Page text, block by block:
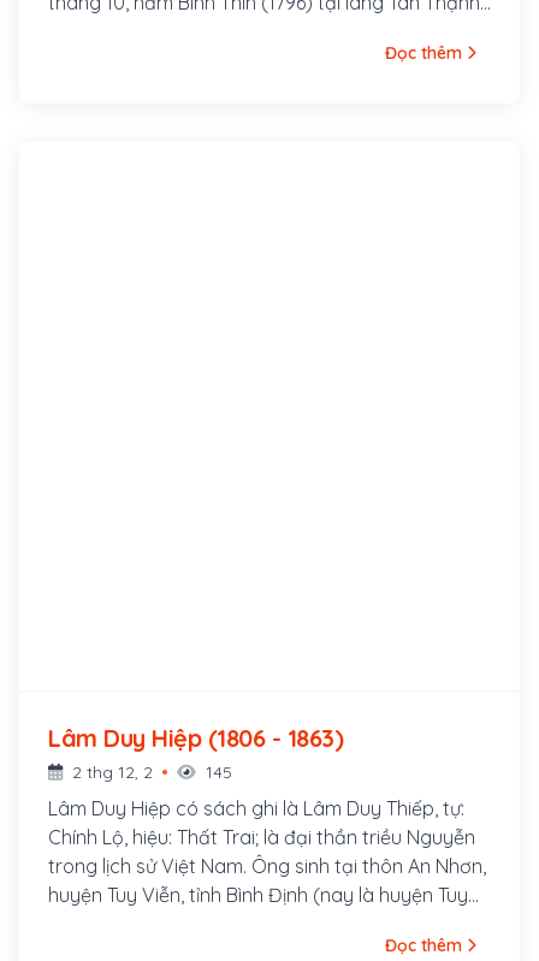
nay là xã Bảo Thạnh, huyện Ba Tri, tỉnh Bến Tre.
Đọc thêm
Lâm Duy Hiệp (1806 - 1863)
2 thg 12, 2 145
Lâm Duy Hiệp có sách ghi là Lâm Duy Thiếp, tự:
Chính Lộ, hiệu: Thất Trai; là đại thần triều Nguyễn
trong lịch sử Việt Nam. Ông sinh tại thôn An Nhơn,
huyện Tuy Viễn, tỉnh Bình Định (nay là huyện Tuy
thông minh, nhanh nhẹn. Năm 1828 đời Minh Mạng,
Đọc thêm